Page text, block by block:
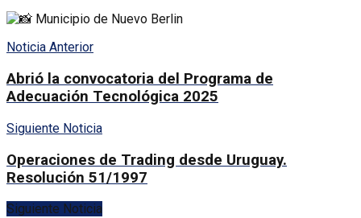
Municipio de Nuevo Berlin
Noticia Anterior
Abrió la convocatoria del Programa de
Adecuación Tecnológica 2025
Siguiente Noticia
Operaciones de Trading desde Uruguay.
Resolución 51/1997
Siguiente Noticia